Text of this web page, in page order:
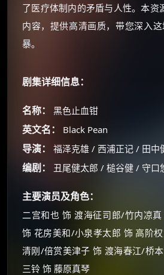
了医疗体制内的矛盾与人性。本资
内容，提供高清画质，带您深入
暴。
剧集详细信息：
名称： 黑色止血钳
英文名： Black Pean
导演： 福泽克雄 / 西浦正记 / 田中
编剧： 丑尾健太郎 / 槌谷健 / 守口
主要演员及角色：
二宫和也 饰 渡海征司郎/竹内凉
饰 花房美和/小泉孝太郎 饰 高阶
清刚/倍赏美津子 饰 渡海春江/桥
三铃 饰 藤原真琴